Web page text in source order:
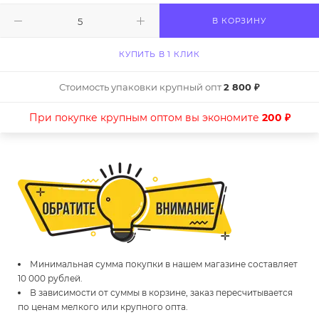
В КОРЗИНУ
КУПИТЬ В 1 КЛИК
Стоимость упаковки крупный опт2 800 ₽
При покупке крупным оптом вы экономите 200 ₽
Минимальная сумма покупки в нашем магазине составляет
10 000 рублей.
В зависимости от суммы в корзине, заказ пересчитывается
по ценам мелкого или крупного опта.